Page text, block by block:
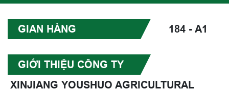
GIAN HÀNG 184 - A1
GIỚI THIỆU CÔNG TY
XINJIANG YOUSHUO AGRICULTURAL